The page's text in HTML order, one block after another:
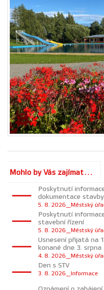
Mohlo by Vás zajímat...
Poskytnutí
dokumentace stavby
5. 8. 2026_Městský
Poskytnutí
stavební řízení
5. 8. 2026_Městský
Usnesení přijatá na
konané dne 3. srpna
4. 8. 2026_Městský
Den s STV
3. 8. 2026_Informace